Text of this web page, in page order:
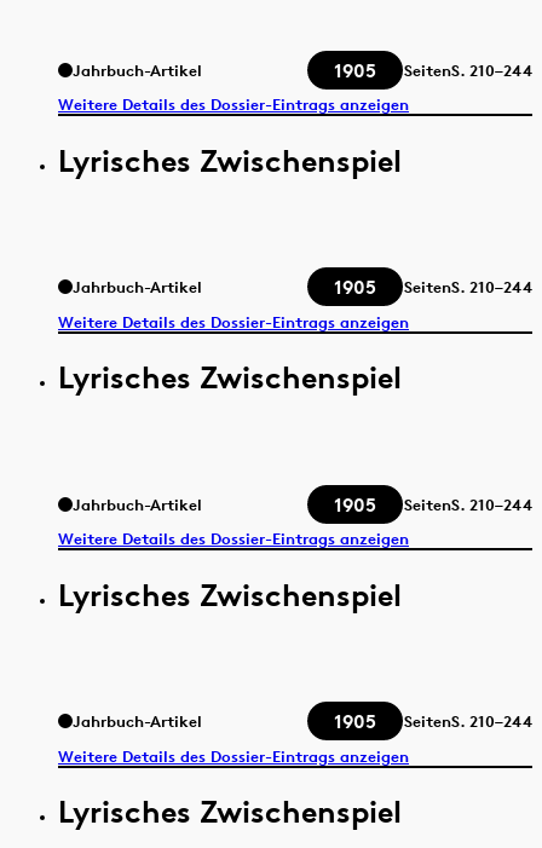
Jahrbuch-Artikel 1905 SeitenS. 210–244
Weitere Details des Dossier-Eintrags anzeigen
Lyrisches Zwischenspiel
Jahrbuch-Artikel 1905 SeitenS. 210–244
Weitere Details des Dossier-Eintrags anzeigen
Lyrisches Zwischenspiel
Jahrbuch-Artikel 1905 SeitenS. 210–244
Weitere Details des Dossier-Eintrags anzeigen
Lyrisches Zwischenspiel
Jahrbuch-Artikel 1905 SeitenS. 210–244
Weitere Details des Dossier-Eintrags anzeigen
Lyrisches Zwischenspiel